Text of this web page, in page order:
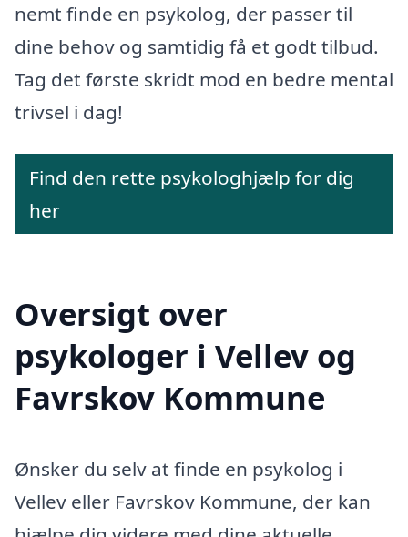
nemt finde en psykolog, der passer til
dine behov og samtidig få et godt tilbud.
Tag det første skridt mod en bedre mental
trivsel i dag!
Find den rette psykologhjælp for dig
her
Oversigt over
psykologer i Vellev og
Favrskov Kommune
Ønsker du selv at finde en psykolog i
Vellev eller Favrskov Kommune, der kan